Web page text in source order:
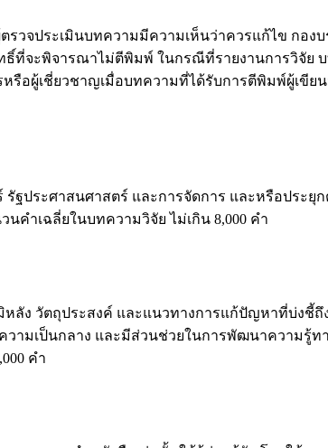
จประเมินบทความมีความเห็นว่าควรแก้ไข กอง
จะพิจารณาไม่ตีพิมพ์ ในกรณีที่รายงานการวิจัย
รือผู้เชี่ยวชาญเมื่อบทความที่ได้รับการตีพิมพ์ผู้เขี
ฐประศาสนศาสตร์ และการจัดการ และหรือประ
คำเฉลี่ยในบทความวิจัย ไม่เกิน 8,000 คำ
ลัง วัตถุประสงค์ และแนวทางการแก้ปัญหาที่บ่งชี้
มเป็นกลาง และมีส่วนช่วยในการพัฒนาความรู้ท
คำ